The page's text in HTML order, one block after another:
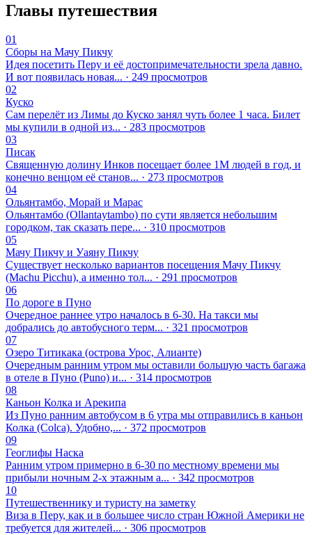
Главы путешествия
01
Сборы на Мачу Пикчу
Идея посетить Перу и её достопримечательности зрела давно.
И вот появилась новая... · 249 просмотров
02
Куско
Сам перелёт из Лимы до Куско занял чуть более 1 часа. Билет
мы купили в одной из... · 283 просмотров
03
Писак
Священную долину Инков посещает более 1М людей в год, и
конечно венцом её станов... · 273 просмотров
04
Ольянтамбо, Морай и Марас
Ольянтамбо (Ollantaytambo) по сути является небольшим
городком, так сказать пере... · 310 просмотров
05
Мачу Пикчу и Уаяну Пикчу
Существует несколько вариантов посещения Мачу Пикчу
(Machu Piсchu), а именно тол... · 291 просмотров
06
По дороге в Пуно
Очередное раннее утро началось в 6-30. На такси мы
добрались до автобусного терм... · 321 просмотров
07
Озеро Титикака (острова Урос, Алианте)
Очередным ранним утром мы оставили большую часть багажа
в отеле в Пуно (Puno) и... · 314 просмотров
08
Каньон Колка и Арекипа
Из Пуно ранним автобусом в 6 утра мы отправились в каньон
Колка (Colca). Удобно,... · 372 просмотров
09
Геоглифы Наска
Ранним утром примерно в 6-30 по местному времени мы
прибыли ночным 2-х этажным а... · 342 просмотров
10
Путешественнику и туристу на заметку
Виза в Перу, как и в большее число стран Южной Америки не
требуется для жителей... · 306 просмотров